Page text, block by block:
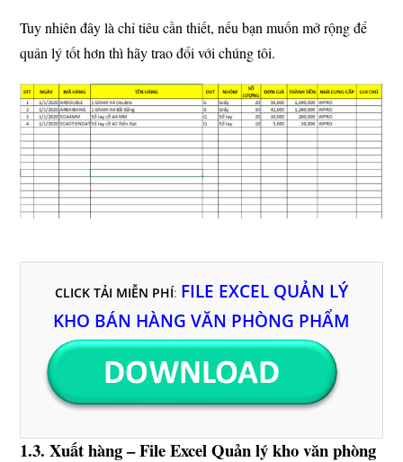
Tuy nhiên đây là chỉ tiêu cần thiết, nếu bạn muốn mở rộng để
quản lý tốt hơn thì hãy trao đổi với chúng tôi.
CLICK TẢI MIỄN PHÍ: FILE EXCEL QUẢN LÝ
KHO BÁN HÀNG VĂN PHÒNG PHẨM
1.3. Xuất hàng – File Excel Quản lý kho văn phòng